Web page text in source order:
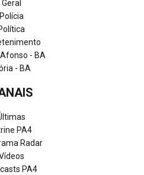
Geral
Polícia
- BA
- BA
PA4
Radar
PA4